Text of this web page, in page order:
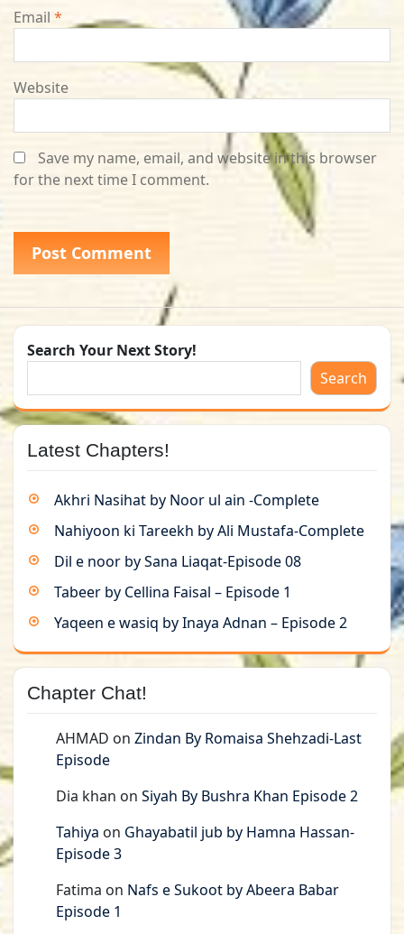
Email *
Website
Save my name, email, and website in this browser
for the next time I comment.
Search Your Next Story!
Search
Latest Chapters!
Akhri Nasihat by Noor ul ain -Complete
Nahiyoon ki Tareekh by Ali Mustafa-Complete
Dil e noor by Sana Liaqat-Episode 08
Tabeer by Cellina Faisal – Episode 1
Yaqeen e wasiq by Inaya Adnan – Episode 2
Chapter Chat!
AHMAD on Zindan By Romaisa Shehzadi-Last
Episode
Dia khan on Siyah By Bushra Khan Episode 2
Tahiya on Ghayabatil jub by Hamna Hassan-
Episode 3
Fatima on Nafs e Sukoot by Abeera Babar
Episode 1